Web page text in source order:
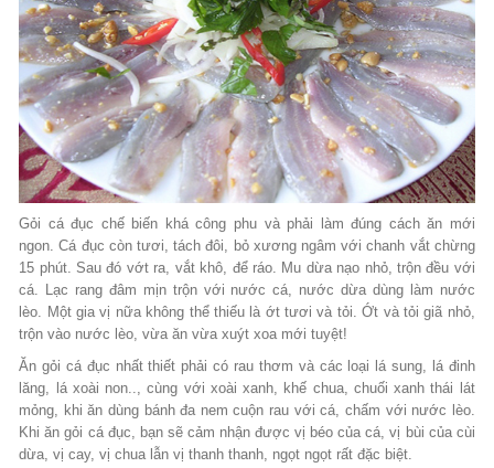
Gỏi cá đục chế biến khá công phu và phải làm đúng cách ăn mới
ngon. Cá đục còn tư­ơi, tách đôi, bỏ x­ương ngâm với chanh vắt chừng
15 phút. Sau đó vớt ra, vắt khô, để ráo. Mu dừa nạo nhỏ, trộn đều với
cá. Lạc rang đâm mịn trộn với nư­ớc cá, n­ước dừa dùng làm n­ước
lèo. Một gia vị nữa không thể thiếu là ớt t­ươi và tỏi. Ớt và tỏi giã nhỏ,
trộn vào n­ước lèo, vừa ăn vừa xuýt xoa mới tuyệt!
Ăn gỏi cá đục nhất thiết phải có rau thơm và các loại lá sung, lá đinh
lăng, lá xoài non.., cùng với xoài xanh, khế chua, chuối xanh thái lát
mỏng, khi ăn dùng bánh đa nem cuộn rau với cá, chấm với nư­ớc lèo.
Khi ăn gỏi cá đục, bạn sẽ cảm nhận đ­ược vị béo của cá, vị bùi của cùi
dừa, vị cay, vị chua lẫn vị thanh thanh, ngọt ngọt rất đặc biệt.